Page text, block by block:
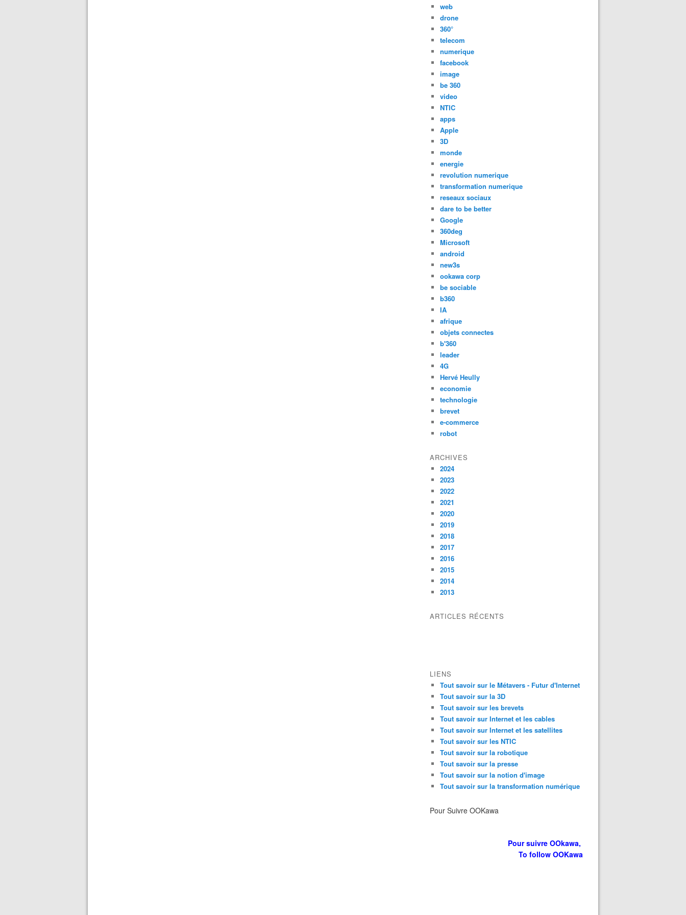
web
drone
360°
telecom
numerique
facebook
image
be 360
video
NTIC
apps
Apple
3D
monde
energie
revolution numerique
transformation numerique
reseaux sociaux
dare to be better
Google
360deg
Microsoft
android
new3s
ookawa corp
be sociable
b360
IA
afrique
objets connectes
b'360
leader
4G
Hervé Heully
economie
technologie
brevet
e-commerce
robot
ARCHIVES
2024
2023
2022
2021
2020
2019
2018
2017
2016
2015
2014
2013
ARTICLES RÉCENTS
LIENS
Tout savoir sur le Métavers - Futur d'Internet
Tout savoir sur la 3D
Tout savoir sur les brevets
Tout savoir sur Internet et les cables
Tout savoir sur Internet et les satellites
Tout savoir sur les NTIC
Tout savoir sur la robotique
Tout savoir sur la presse
Tout savoir sur la notion d'image
Tout savoir sur la transformation numérique
Pour Suivre OOKawa
Pour suivre OOkawa,
To follow OOKawa